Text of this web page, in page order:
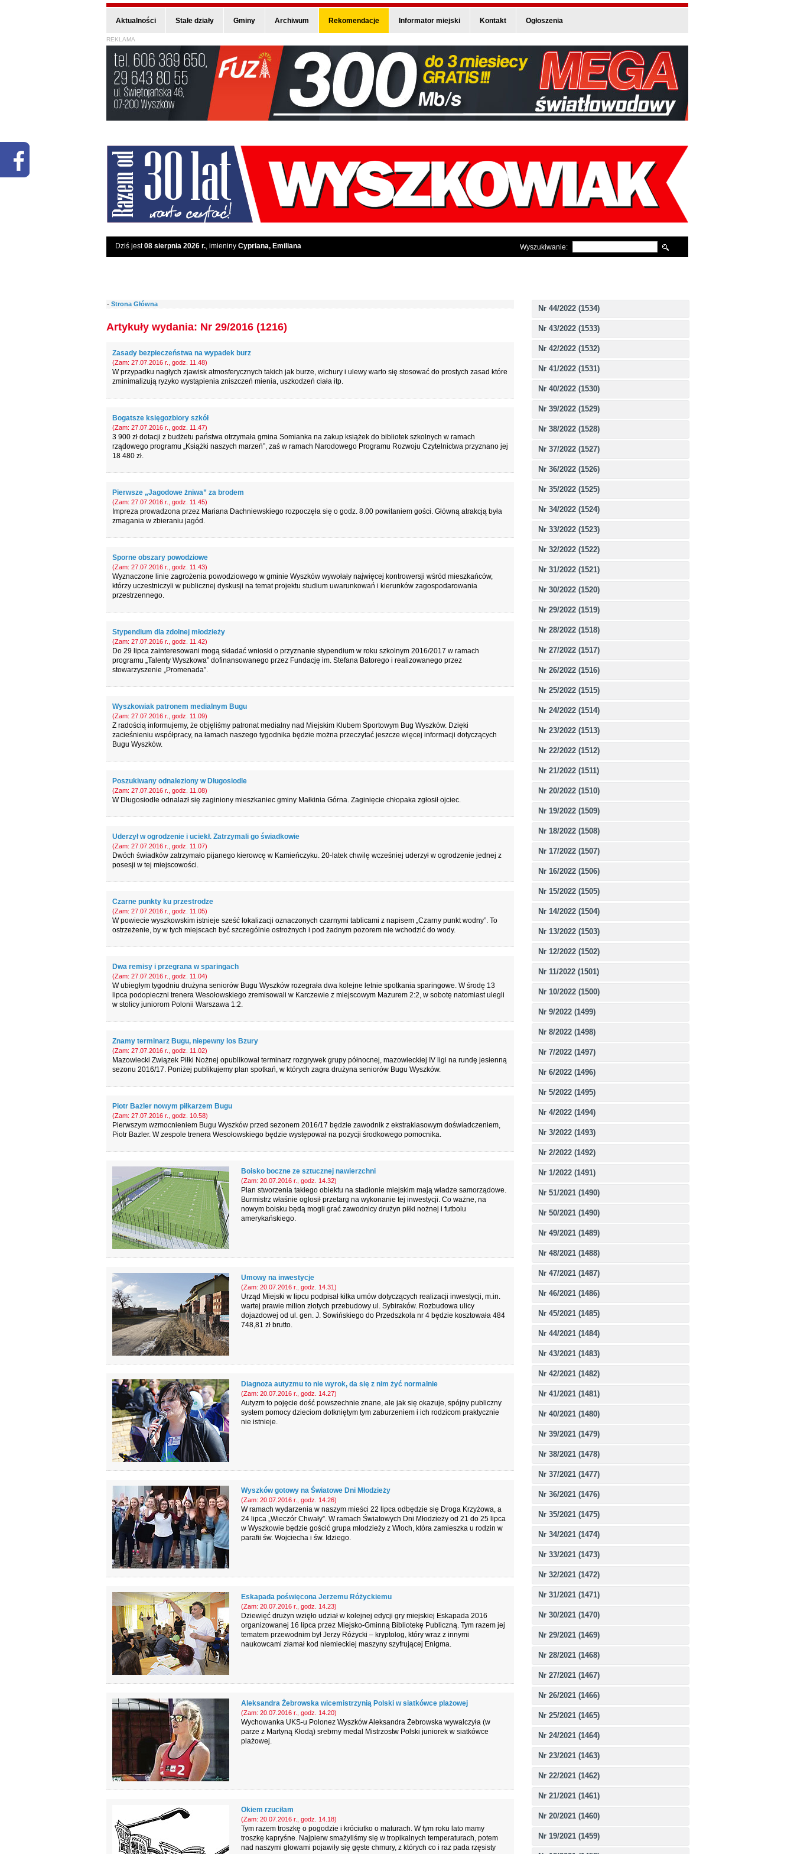
Aktualności Stałe działy Gminy Archiwum Rekomendacje Informator miejski Kontakt Ogłoszenia
REKLAMA
Dziś jest08 sierpnia 2026 r., imieniny Cypriana, Emiliana Wyszukiwanie:
Nr 44/2022 (1534)
Nr 43/2022 (1533)
Nr 42/2022 (1532)
Nr 41/2022 (1531)
Nr 40/2022 (1530)
Nr 39/2022 (1529)
Nr 38/2022 (1528)
Nr 37/2022 (1527)
Nr 36/2022 (1526)
Nr 35/2022 (1525)
Nr 34/2022 (1524)
Nr 33/2022 (1523)
Nr 32/2022 (1522)
Nr 31/2022 (1521)
Nr 30/2022 (1520)
Nr 29/2022 (1519)
Nr 28/2022 (1518)
Nr 27/2022 (1517)
Nr 26/2022 (1516)
Nr 25/2022 (1515)
Nr 24/2022 (1514)
Nr 23/2022 (1513)
Nr 22/2022 (1512)
Nr 21/2022 (1511)
Nr 20/2022 (1510)
Nr 19/2022 (1509)
Nr 18/2022 (1508)
Nr 17/2022 (1507)
Nr 16/2022 (1506)
Nr 15/2022 (1505)
Nr 14/2022 (1504)
Nr 13/2022 (1503)
Nr 12/2022 (1502)
Nr 11/2022 (1501)
Nr 10/2022 (1500)
Nr 9/2022 (1499)
Nr 8/2022 (1498)
Nr 7/2022 (1497)
Nr 6/2022 (1496)
Nr 5/2022 (1495)
Nr 4/2022 (1494)
Nr 3/2022 (1493)
Nr 2/2022 (1492)
Nr 1/2022 (1491)
Nr 51/2021 (1490)
Nr 50/2021 (1490)
Nr 49/2021 (1489)
Nr 48/2021 (1488)
Nr 47/2021 (1487)
Nr 46/2021 (1486)
Nr 45/2021 (1485)
Nr 44/2021 (1484)
Nr 43/2021 (1483)
Nr 42/2021 (1482)
Nr 41/2021 (1481)
Nr 40/2021 (1480)
Nr 39/2021 (1479)
Nr 38/2021 (1478)
Nr 37/2021 (1477)
Nr 36/2021 (1476)
Nr 35/2021 (1475)
Nr 34/2021 (1474)
Nr 33/2021 (1473)
Nr 32/2021 (1472)
Nr 31/2021 (1471)
Nr 30/2021 (1470)
Nr 29/2021 (1469)
Nr 28/2021 (1468)
Nr 27/2021 (1467)
Nr 26/2021 (1466)
Nr 25/2021 (1465)
Nr 24/2021 (1464)
Nr 23/2021 (1463)
Nr 22/2021 (1462)
Nr 21/2021 (1461)
Nr 20/2021 (1460)
Nr 19/2021 (1459)
- Strona Główna
Artykuły wydania: Nr 29/2016 (1216)
Zasady bezpieczeństwa na wypadek burz
(Zam: 27.07.2016 r., godz. 11.48)
W przypadku nagłych zjawisk atmosferycznych takich jak burze, wichury i ulewy warto się stosować do prostych zasad które
zminimalizują ryzyko wystąpienia zniszczeń mienia, uszkodzeń ciała itp.
Bogatsze księgozbiory szkół
(Zam: 27.07.2016 r., godz. 11.47)
3 900 zł dotacji z budżetu państwa otrzymała gmina Somianka na zakup książek do bibliotek szkolnych w ramach
rządowego programu „Książki naszych marzeń”, zaś w ramach Narodowego Programu Rozwoju Czytelnictwa przyznano jej
18 480 zł.
Pierwsze „Jagodowe żniwa” za brodem
(Zam: 27.07.2016 r., godz. 11.45)
Impreza prowadzona przez Mariana Dachniewskiego rozpoczęła się o godz. 8.00 powitaniem gości. Główną atrakcją była
zmagania w zbieraniu jagód.
Sporne obszary powodziowe
(Zam: 27.07.2016 r., godz. 11.43)
Wyznaczone linie zagrożenia powodziowego w gminie Wyszków wywołały najwięcej kontrowersji wśród mieszkańców,
którzy uczestniczyli w publicznej dyskusji na temat projektu studium uwarunkowań i kierunków zagospodarowania
przestrzennego.
Stypendium dla zdolnej młodzieży
(Zam: 27.07.2016 r., godz. 11.42)
Do 29 lipca zainteresowani mogą składać wnioski o przyznanie stypendium w roku szkolnym 2016/2017 w ramach
programu „Talenty Wyszkowa” dofinansowanego przez Fundację im. Stefana Batorego i realizowanego przez
stowarzyszenie „Promenada”.
Wyszkowiak patronem medialnym Bugu
(Zam: 27.07.2016 r., godz. 11.09)
Z radością informujemy, że objęliśmy patronat medialny nad Miejskim Klubem Sportowym Bug Wyszków. Dzięki
zacieśnieniu współpracy, na łamach naszego tygodnika będzie można przeczytać jeszcze więcej informacji dotyczących
Bugu Wyszków.
Poszukiwany odnaleziony w Długosiodle
(Zam: 27.07.2016 r., godz. 11.08)
W Długosiodle odnalazł się zaginiony mieszkaniec gminy Małkinia Górna. Zaginięcie chłopaka zgłosił ojciec.
Uderzył w ogrodzenie i uciekł. Zatrzymali go świadkowie
(Zam: 27.07.2016 r., godz. 11.07)
Dwóch świadków zatrzymało pijanego kierowcę w Kamieńczyku. 20-latek chwilę wcześniej uderzył w ogrodzenie jednej z
posesji w tej miejscowości.
Czarne punkty ku przestrodze
(Zam: 27.07.2016 r., godz. 11.05)
W powiecie wyszkowskim istnieje sześć lokalizacji oznaczonych czarnymi tablicami z napisem „Czarny punkt wodny”. To
ostrzeżenie, by w tych miejscach być szczególnie ostrożnych i pod żadnym pozorem nie wchodzić do wody.
Dwa remisy i przegrana w sparingach
(Zam: 27.07.2016 r., godz. 11.04)
W ubiegłym tygodniu drużyna seniorów Bugu Wyszków rozegrała dwa kolejne letnie spotkania sparingowe. W środę 13
lipca podopieczni trenera Wesołowskiego zremisowali w Karczewie z miejscowym Mazurem 2:2, w sobotę natomiast ulegli
w stolicy juniorom Polonii Warszawa 1:2.
Znamy terminarz Bugu, niepewny los Bzury
(Zam: 27.07.2016 r., godz. 11.02)
Mazowiecki Związek Piłki Nożnej opublikował terminarz rozgrywek grupy północnej, mazowieckiej IV ligi na rundę jesienną
sezonu 2016/17. Poniżej publikujemy plan spotkań, w których zagra drużyna seniorów Bugu Wyszków.
Piotr Bazler nowym piłkarzem Bugu
(Zam: 27.07.2016 r., godz. 10.58)
Pierwszym wzmocnieniem Bugu Wyszków przed sezonem 2016/17 będzie zawodnik z ekstraklasowym doświadczeniem,
Piotr Bazler. W zespole trenera Wesołowskiego będzie występował na pozycji środkowego pomocnika.
Boisko boczne ze sztucznej nawierzchni
(Zam: 20.07.2016 r., godz. 14.32)
Plan stworzenia takiego obiektu na stadionie miejskim mają władze samorządowe.
Burmistrz właśnie ogłosił przetarg na wykonanie tej inwestycji. Co ważne, na
nowym boisku będą mogli grać zawodnicy drużyn piłki nożnej i futbolu
amerykańskiego.
Umowy na inwestycje
(Zam: 20.07.2016 r., godz. 14.31)
Urząd Miejski w lipcu podpisał kilka umów dotyczących realizacji inwestycji, m.in.
wartej prawie milion złotych przebudowy ul. Sybiraków. Rozbudowa ulicy
dojazdowej od ul. gen. J. Sowińskiego do Przedszkola nr 4 będzie kosztowała 484
748,81 zł brutto.
Diagnoza autyzmu to nie wyrok, da się z nim żyć normalnie
(Zam: 20.07.2016 r., godz. 14.27)
Autyzm to pojęcie dość powszechnie znane, ale jak się okazuje, spójny publiczny
system pomocy dzieciom dotkniętym tym zaburzeniem i ich rodzicom praktycznie
nie istnieje.
Wyszków gotowy na Światowe Dni Młodzieży
(Zam: 20.07.2016 r., godz. 14.26)
W ramach wydarzenia w naszym mieści 22 lipca odbędzie się Droga Krzyżowa, a
24 lipca „Wieczór Chwały”. W ramach Światowych Dni Młodzieży od 21 do 25 lipca
w Wyszkowie będzie gościć grupa młodzieży z Włoch, która zamieszka u rodzin w
parafii św. Wojciecha i św. Idziego.
Eskapada poświęcona Jerzemu Różyckiemu
(Zam: 20.07.2016 r., godz. 14.23)
Dziewięć drużyn wzięło udział w kolejnej edycji gry miejskiej Eskapada 2016
organizowanej 16 lipca przez Miejsko-Gminną Bibliotekę Publiczną. Tym razem jej
tematem przewodnim był Jerzy Różycki – kryptolog, który wraz z innymi
naukowcami złamał kod niemieckiej maszyny szyfrującej Enigma.
Aleksandra Żebrowska wicemistrzynią Polski w siatkówce plażowej
(Zam: 20.07.2016 r., godz. 14.20)
Wychowanka UKS-u Polonez Wyszków Aleksandra Żebrowska wywalczyła (w
parze z Martyną Kłodą) srebrny medal Mistrzostw Polski juniorek w siatkówce
plażowej.
Okiem rzuciłam
(Zam: 20.07.2016 r., godz. 14.18)
Tym razem troszkę o pogodzie i króciutko o maturach. W tym roku lato mamy
troszkę kapryśne. Najpierw smażyliśmy się w tropikalnych temperaturach, potem
nad naszymi głowami pojawiły się gęste chmury, z których co i raz pada rzęsisty